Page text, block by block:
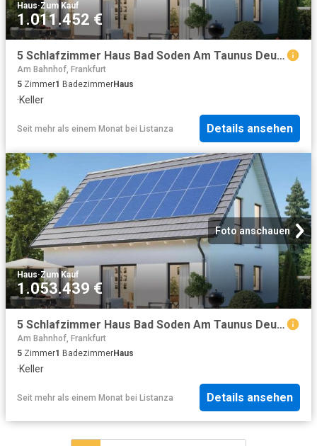
Haus·Zum Kauf
1.011.452 €
5 Schlafzimmer Haus Bad Soden Am Taunus Deutschland 102021194
Am Bahnhof, Frankfurt
5 Zimmer1 BadezimmerHaus
·Keller
Seit mehr als einem Monat bei Listanza Details ansehen
Foto anschauen
Haus·Zum Kauf
1.053.439 €
5 Schlafzimmer Haus Bad Soden Am Taunus Deutschland 102021193
Am Bahnhof, Frankfurt
5 Zimmer1 BadezimmerHaus
·Keller
Seit mehr als einem Monat bei Listanza Details ansehen